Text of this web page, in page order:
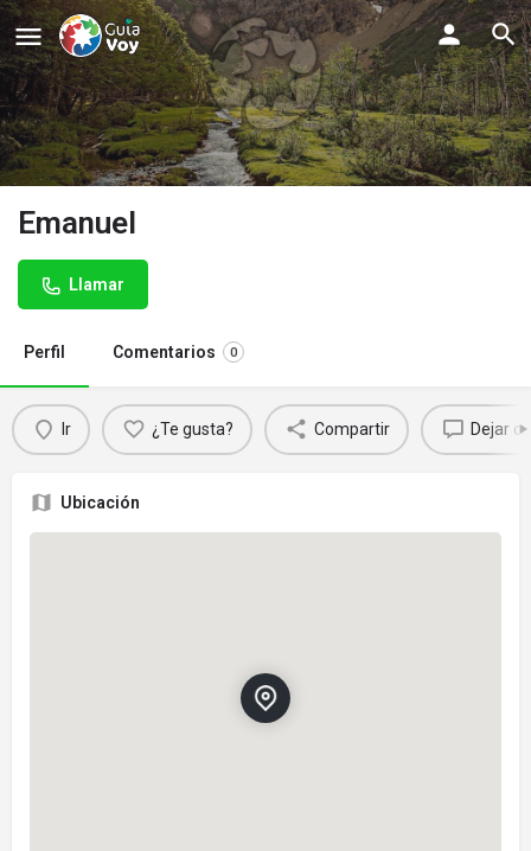
Emanuel
Llamar
Perfil Comentarios 0
Ir ¿Te gusta? Compartir Dejar
Ubicación